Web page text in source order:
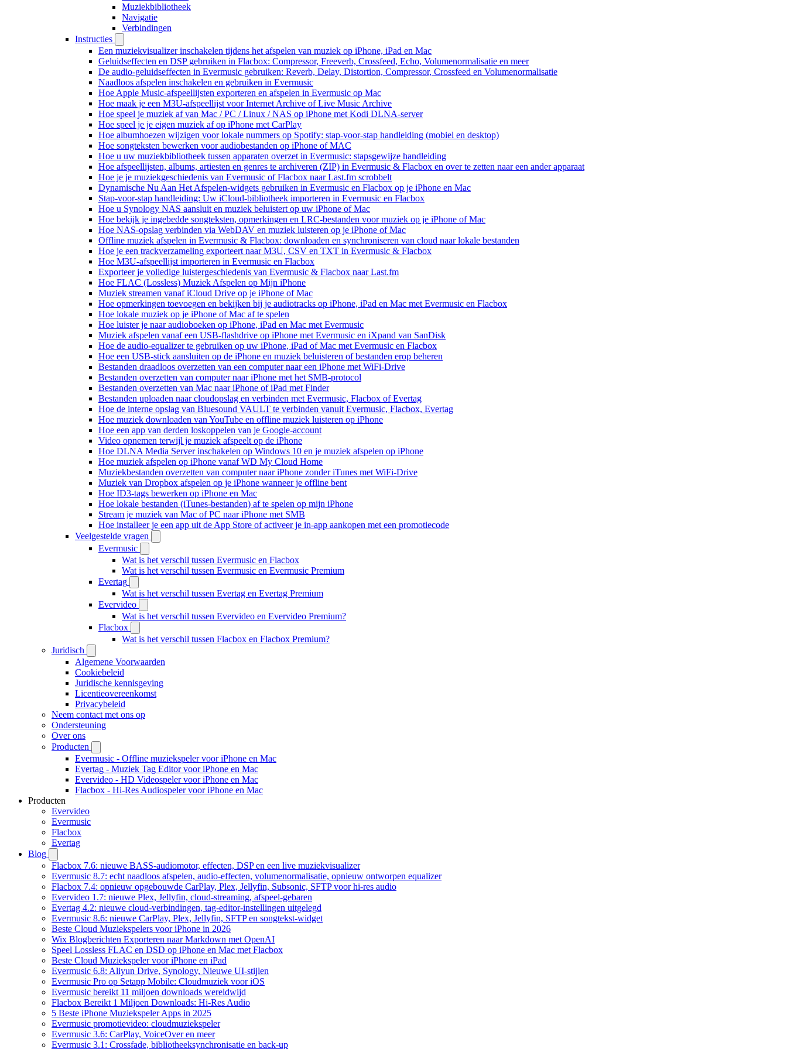
Muziekbibliotheek
Navigatie
Verbindingen
Instructies
Een muziekvisualizer inschakelen tijdens het afspelen van muziek op iPhone, iPad en Mac
Geluidseffecten en DSP gebruiken in Flacbox: Compressor, Freeverb, Crossfeed, Echo, Volumenormalisatie en meer
De audio-geluidseffecten in Evermusic gebruiken: Reverb, Delay, Distortion, Compressor, Crossfeed en Volumenormalisatie
Naadloos afspelen inschakelen en gebruiken in Evermusic
Hoe Apple Music-afspeellijsten exporteren en afspelen in Evermusic op Mac
Hoe maak je een M3U-afspeellijst voor Internet Archive of Live Music Archive
Hoe speel je muziek af van Mac / PC / Linux / NAS op iPhone met Kodi DLNA-server
Hoe speel je je eigen muziek af op iPhone met CarPlay
Hoe albumhoezen wijzigen voor lokale nummers op Spotify: stap-voor-stap handleiding (mobiel en desktop)
Hoe songteksten bewerken voor audiobestanden op iPhone of MAC
Hoe u uw muziekbibliotheek tussen apparaten overzet in Evermusic: stapsgewijze handleiding
Hoe afspeellijsten, albums, artiesten en genres te archiveren (ZIP) in Evermusic & Flacbox en over te zetten naar een ander apparaat
Hoe je je muziekgeschiedenis van Evermusic of Flacbox naar Last.fm scrobbelt
Dynamische Nu Aan Het Afspelen-widgets gebruiken in Evermusic en Flacbox op je iPhone en Mac
Stap-voor-stap handleiding: Uw iCloud-bibliotheek importeren in Evermusic en Flacbox
Hoe u Synology NAS aansluit en muziek beluistert op uw iPhone of Mac
Hoe bekijk je ingebedde songteksten, opmerkingen en LRC-bestanden voor muziek op je iPhone of Mac
Hoe NAS-opslag verbinden via WebDAV en muziek luisteren op je iPhone of Mac
Offline muziek afspelen in Evermusic & Flacbox: downloaden en synchroniseren van cloud naar lokale bestanden
Hoe je een trackverzameling exporteert naar M3U, CSV en TXT in Evermusic & Flacbox
Hoe M3U-afspeellijst importeren in Evermusic en Flacbox
Exporteer je volledige luistergeschiedenis van Evermusic & Flacbox naar Last.fm
Hoe FLAC (Lossless) Muziek Afspelen op Mijn iPhone
Muziek streamen vanaf iCloud Drive op je iPhone of Mac
Hoe opmerkingen toevoegen en bekijken bij je audiotracks op iPhone, iPad en Mac met Evermusic en Flacbox
Hoe lokale muziek op je iPhone of Mac af te spelen
Hoe luister je naar audioboeken op iPhone, iPad en Mac met Evermusic
Muziek afspelen vanaf een USB-flashdrive op iPhone met Evermusic en iXpand van SanDisk
Hoe de audio-equalizer te gebruiken op uw iPhone, iPad of Mac met Evermusic en Flacbox
Hoe een USB-stick aansluiten op de iPhone en muziek beluisteren of bestanden erop beheren
Bestanden draadloos overzetten van een computer naar een iPhone met WiFi-Drive
Bestanden overzetten van computer naar iPhone met het SMB-protocol
Bestanden overzetten van Mac naar iPhone of iPad met Finder
Bestanden uploaden naar cloudopslag en verbinden met Evermusic, Flacbox of Evertag
Hoe de interne opslag van Bluesound VAULT te verbinden vanuit Evermusic, Flacbox, Evertag
Hoe muziek downloaden van YouTube en offline muziek luisteren op iPhone
Hoe een app van derden loskoppelen van je Google-account
Video opnemen terwijl je muziek afspeelt op de iPhone
Hoe DLNA Media Server inschakelen op Windows 10 en je muziek afspelen op iPhone
Hoe muziek afspelen op iPhone vanaf WD My Cloud Home
Muziekbestanden overzetten van computer naar iPhone zonder iTunes met WiFi-Drive
Muziek van Dropbox afspelen op je iPhone wanneer je offline bent
Hoe ID3-tags bewerken op iPhone en Mac
Hoe lokale bestanden (iTunes-bestanden) af te spelen op mijn iPhone
Stream je muziek van Mac of PC naar iPhone met SMB
Hoe installeer je een app uit de App Store of activeer je in-app aankopen met een promotiecode
Veelgestelde vragen
Evermusic
Wat is het verschil tussen Evermusic en Flacbox
Wat is het verschil tussen Evermusic en Evermusic Premium
Evertag
Wat is het verschil tussen Evertag en Evertag Premium
Evervideo
Wat is het verschil tussen Evervideo en Evervideo Premium?
Flacbox
Wat is het verschil tussen Flacbox en Flacbox Premium?
Juridisch
Algemene Voorwaarden
Cookiebeleid
Juridische kennisgeving
Licentieovereenkomst
Privacybeleid
Neem contact met ons op
Ondersteuning
Over ons
Producten
Evermusic - Offline muziekspeler voor iPhone en Mac
Evertag - Muziek Tag Editor voor iPhone en Mac
Evervideo - HD Videospeler voor iPhone en Mac
Flacbox - Hi-Res Audiospeler voor iPhone en Mac
Producten
Evervideo
Evermusic
Flacbox
Evertag
Blog
Flacbox 7.6: nieuwe BASS-audiomotor, effecten, DSP en een live muziekvisualizer
Evermusic 8.7: echt naadloos afspelen, audio-effecten, volumenormalisatie, opnieuw ontworpen equalizer
Flacbox 7.4: opnieuw opgebouwde CarPlay, Plex, Jellyfin, Subsonic, SFTP voor hi-res audio
Evervideo 1.7: nieuwe Plex, Jellyfin, cloud-streaming, afspeel-gebaren
Evertag 4.2: nieuwe cloud-verbindingen, tag-editor-instellingen uitgelegd
Evermusic 8.6: nieuwe CarPlay, Plex, Jellyfin, SFTP en songtekst-widget
Beste Cloud Muziekspelers voor iPhone in 2026
Wix Blogberichten Exporteren naar Markdown met OpenAI
Speel Lossless FLAC en DSD op iPhone en Mac met Flacbox
Beste Cloud Muziekspeler voor iPhone en iPad
Evermusic 6.8: Aliyun Drive, Synology, Nieuwe UI-stijlen
Evermusic Pro op Setapp Mobile: Cloudmuziek voor iOS
Evermusic bereikt 11 miljoen downloads wereldwijd
Flacbox Bereikt 1 Miljoen Downloads: Hi-Res Audio
5 Beste iPhone Muziekspeler Apps in 2025
Evermusic promotievideo: cloudmuziekspeler
Evermusic 3.6: CarPlay, VoiceOver en meer
Evermusic 3.1: Crossfade, bibliotheeksynchronisatie en back-up